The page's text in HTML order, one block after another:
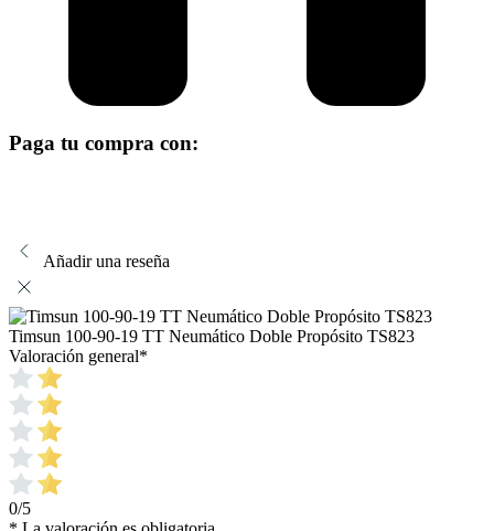
Paga tu compra con:
Añadir una reseña
Timsun 100-90-19 TT Neumático Doble Propósito TS823
Valoración general*
0/5